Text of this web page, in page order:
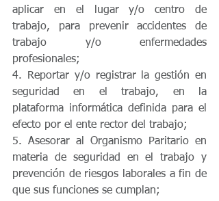
aplicar en el lugar y/o centro de
trabajo, para prevenir accidentes de
trabajo y/o enfermedades
profesionales;
4. Reportar y/o registrar la gestión en
seguridad en el trabajo, en la
plataforma informática definida para el
efecto por el ente rector del trabajo;
5. Asesorar al Organismo Paritario en
materia de seguridad en el trabajo y
prevención de riesgos laborales a fin de
que sus funciones se cumplan;